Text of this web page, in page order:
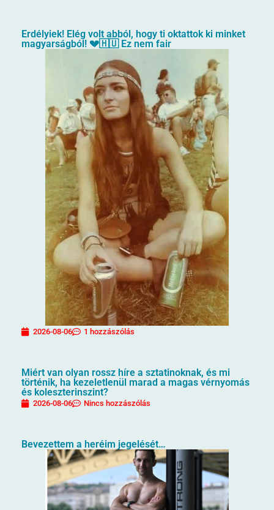
Erdélyiek! Elég volt abból, hogy ti oktattok ki minket
magyarságból! 💔🇭🇺 Ez nem fair
2026-08-06 1 hozzászólás
Miért van olyan rossz híre a sztatinoknak, és mi
történik, ha kezeletlenül marad a magas vérnyomás
és koleszterinszint?
2026-08-06 Nincs hozzászólás
Bevezettem a heréim jegelését…